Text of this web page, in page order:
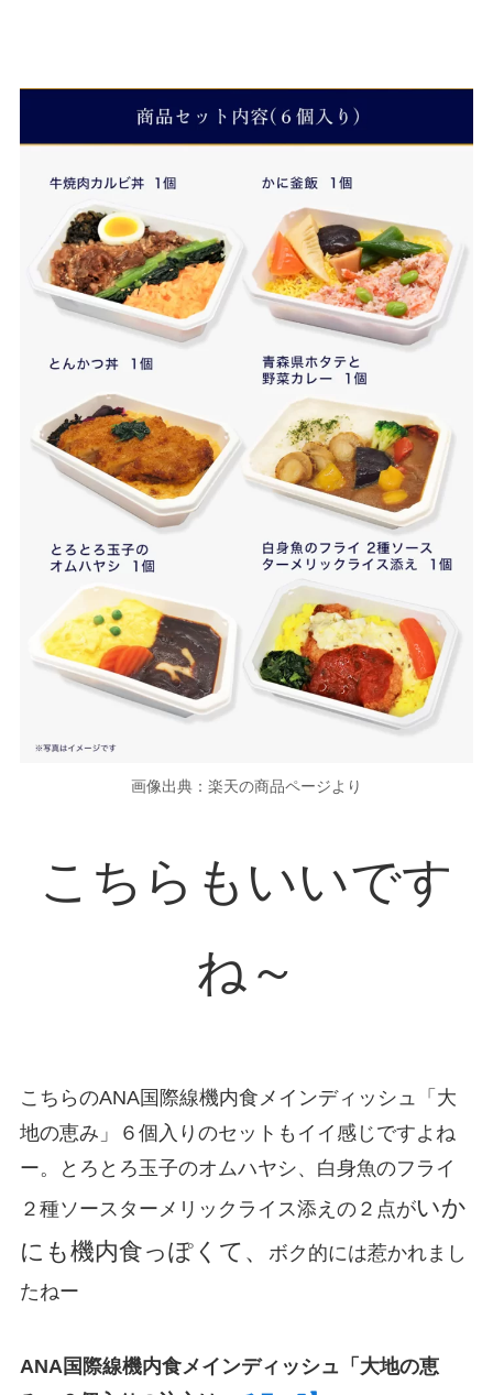
画像出典：楽天の商品ページより
こちらもいいです
ね～
こちらのANA国際線機内食メインディッシュ「大
地の恵み」６個入りのセットもイイ感じですよね
ー。とろとろ玉子のオムハヤシ、白身魚のフライ
２種ソースターメリックライス添えの２点がいか
にも機内食っぽくて、
ボク的には惹かれまし
たねー
ANA国際線機内食メインディッシュ「大地の恵